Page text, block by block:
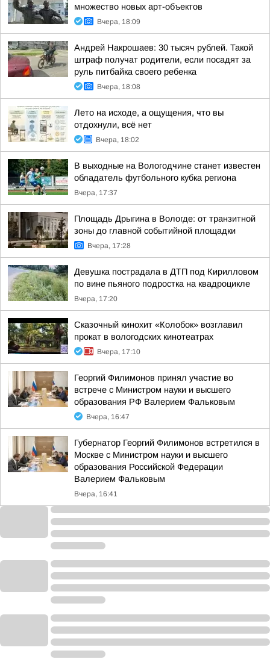
множество новых арт-объектов
Вчера, 18:09
Андрей Накрошаев: 30 тысяч рублей. Такой
штраф получат родители, если посадят за
руль питбайка своего ребенка
Вчера, 18:08
Лето на исходе, а ощущения, что вы
отдохнули, всё нет
Вчера, 18:02
В выходные на Вологодчине станет известен
обладатель футбольного кубка региона
Вчера, 17:37
Площадь Дрыгина в Вологде: от транзитной
зоны до главной событийной площадки
Вчера, 17:28
Девушка пострадала в ДТП под Кирилловом
по вине пьяного подростка на квадроцикле
Вчера, 17:20
Сказочный кинохит «Колобок» возглавил
прокат в вологодских кинотеатрах
Вчера, 17:10
Георгий Филимонов принял участие во
встрече с Министром науки и высшего
образования РФ Валерием Фальковым
Вчера, 16:47
Губернатор Георгий Филимонов встретился в
Москве с Министром науки и высшего
образования Российской Федерации
Валерием Фальковым
Вчера, 16:41